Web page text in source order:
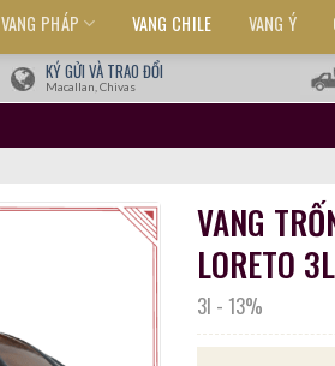
VANG PHÁP VANG CHILE VANG Ý
KÝ GỬI VÀ TRAO ĐỔI
Macallan, Chivas
VANG
LORETO 3L
3l - 13%